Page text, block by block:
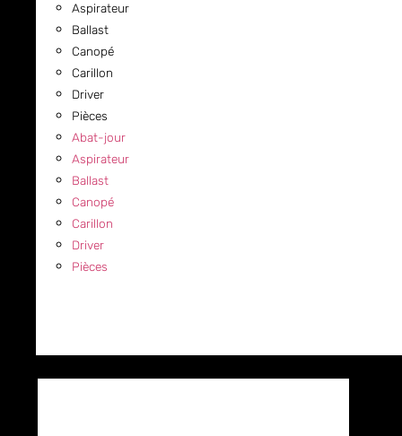
Aspirateur
Ballast
Canopé
Carillon
Driver
Pièces
Abat-jour
Aspirateur
Ballast
Canopé
Carillon
Driver
Pièces